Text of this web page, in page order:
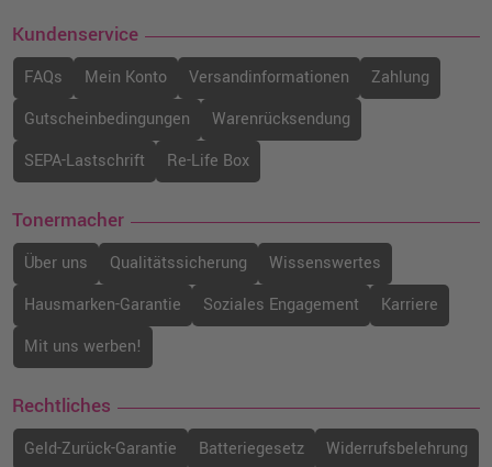
Kundenservice
FAQs Mein Konto Versandinformationen
Zahlung
Gutscheinbedingungen
Warenrücksendung
SEPA-Lastschrift
Re-Life Box
Tonermacher
Über uns Qualitätssicherung
Wissenswertes
Hausmarken-Garantie
Soziales Engagement
Karriere
Mit uns werben!
Rechtliches
Geld-Zurück-Garantie Batteriegesetz
Widerrufsbelehrung